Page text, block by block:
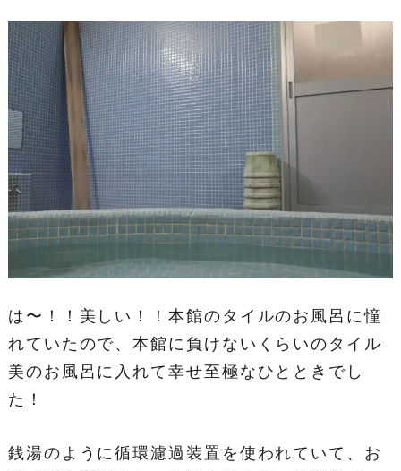
は〜！！美しい！！本館のタイルのお風呂に憧
れていたので、本館に負けないくらいのタイル
美のお風呂に入れて幸せ至極なひとときでし
た！
銭湯のように循環濾過装置を使われていて、お